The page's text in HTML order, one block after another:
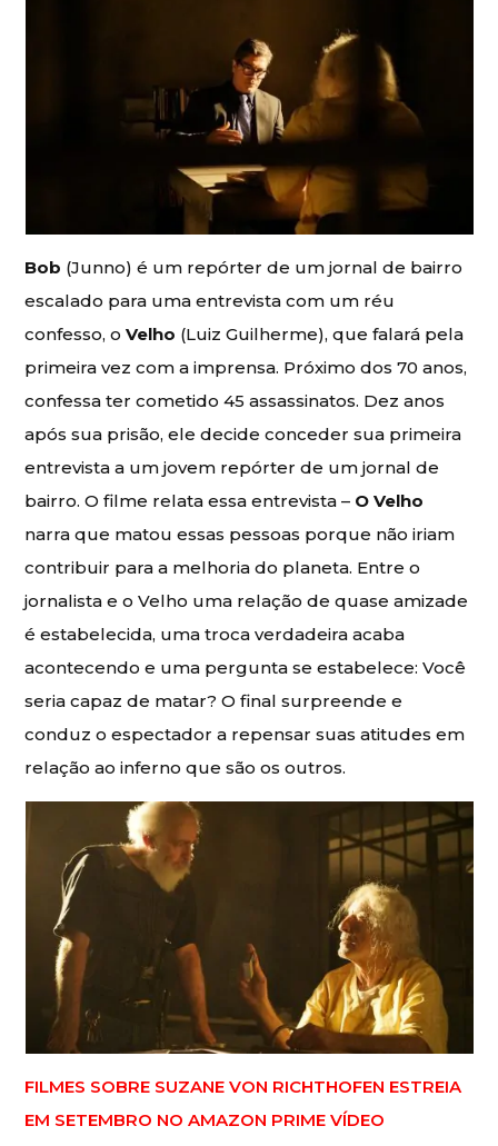
Bob (Junno) é um repórter de um jornal de bairro
escalado para uma entrevista com um réu
confesso, oVelho (Luiz Guilherme), que falará pela
primeira vez com a imprensa. Próximo dos 70 anos,
confessa ter cometido 45 assassinatos. Dez anos
após sua prisão, ele decide conceder sua primeira
entrevista a um jovem repórter de um jornal de
bairro. O filme relata essa entrevista – O Velho
narra que matou essas pessoas porque não iriam
contribuir para a melhoria do planeta. Entre o
jornalista e o Velho uma relação de quase amizade
é estabelecida, uma troca verdadeira acaba
acontecendo e uma pergunta se estabelece: Você
seria capaz de matar? O final surpreende e
conduz o espectador a repensar suas atitudes em
relação ao inferno que são os outros.
FILMES SOBRE SUZANE VON RICHTHOFEN ESTREIA
EM SETEMBRO NO AMAZON PRIME VÍDEO